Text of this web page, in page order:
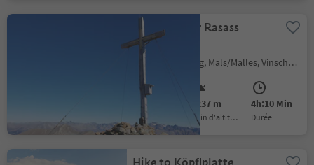
Summit tour Rasass
Spitze
Slingia/Schlinig, Mals/Malles, Vinschgau/Val Venosta
Difficulté
1237 m
Gain d'altitude
4h:10 Min
durée